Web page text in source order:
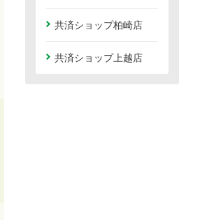
共済ショップ柏崎店
共済ショップ上越店